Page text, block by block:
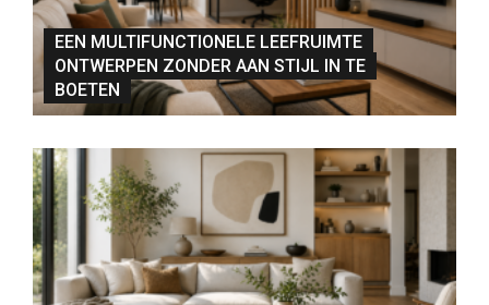
EEN MULTIFUNCTIONELE LEEFRUIMTE
ONTWERPEN ZONDER AAN STIJL IN TE
BOETEN